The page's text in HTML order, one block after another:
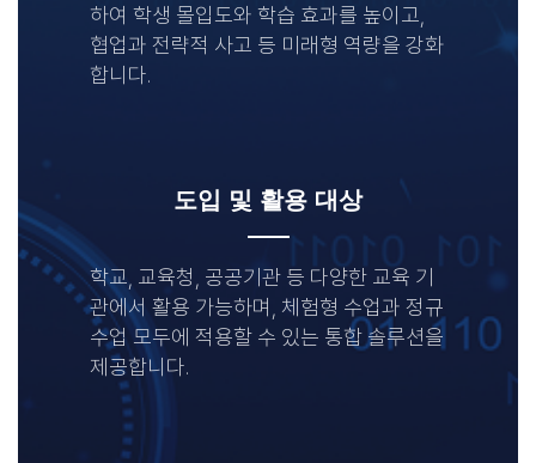
하여 학생 몰입도와 학습 효과를 높이고,
협업과 전략적 사고 등 미래형 역량을 강화
합니다.
도입 및 활용 대상
학교, 교육청, 공공기관 등 다양한 교육 기
관에서 활용 가능하며, 체험형 수업과 정규
수업 모두에 적용할 수 있는 통합 솔루션을
제공합니다.